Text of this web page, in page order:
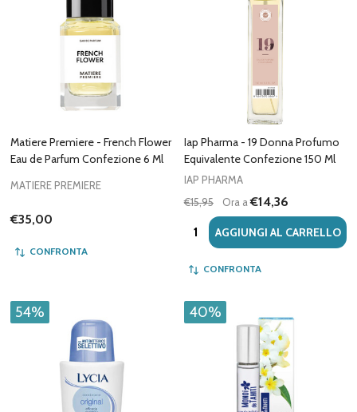
Matiere Premiere - French Flower
Eau de Parfum Confezione 6 Ml
MATIERE PREMIERE
€35,00
CONFRONTA
Iap Pharma - 19 Donna Profumo
Equivalente Confezione 150 Ml
IAP PHARMA
€15,95
Ora a€14,36
Quantità:AGGIUNGI AL CARRELLO
CONFRONTA
54% 40%